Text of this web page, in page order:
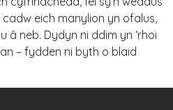
cadw eich manylion yn ofalus,
â neb. Dydyn ni ddim yn ‘rhoi
– fydden ni byth o blaid